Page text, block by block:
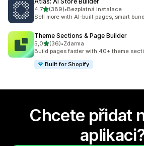
4,7z 5 hvězd
(389)
Celkový počet recenzí: 389
•Bezplatná instalace
Sell more with AI-built pages, smart
Theme Sections & Page Builder
5,0z 5 hvězd
(36)
Celkový počet recenzí: 36
•Zdarma
Build pages faster with 40+ theme
Built for Shopify
Chcete přidat